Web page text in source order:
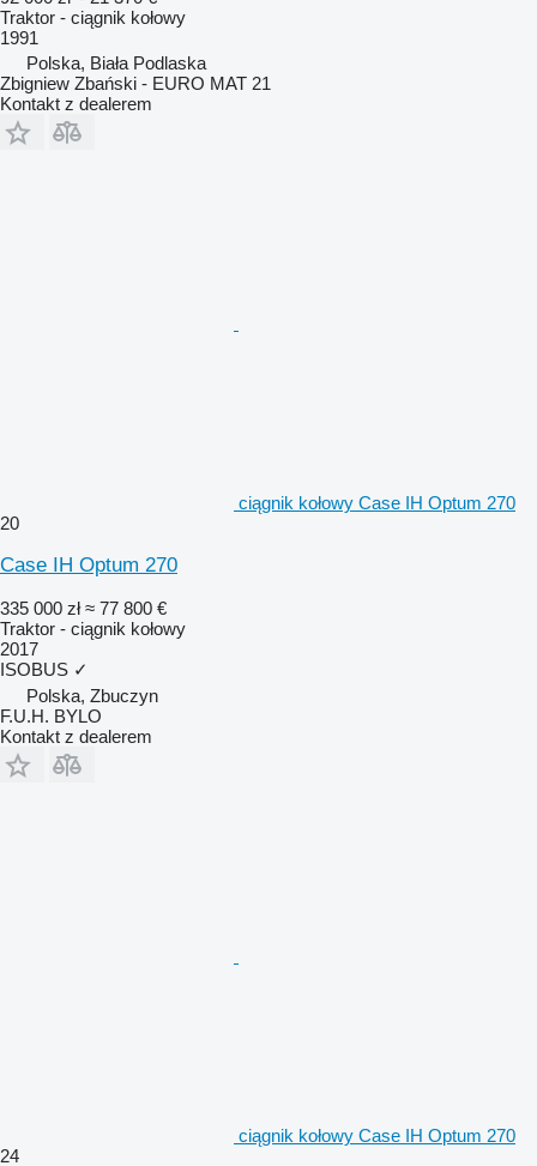
Traktor - ciągnik kołowy
1991
Polska, Biała Podlaska
Zbigniew Zbański - EURO MAT 21
Kontakt z dealerem
ciągnik kołowy Case IH Optum 270
20
Case IH Optum 270
335 000 zł ≈ 77 800 €
Traktor - ciągnik kołowy
2017
ISOBUS ✓
Polska, Zbuczyn
F.U.H. BYLO
Kontakt z dealerem
ciągnik kołowy Case IH Optum 270
24